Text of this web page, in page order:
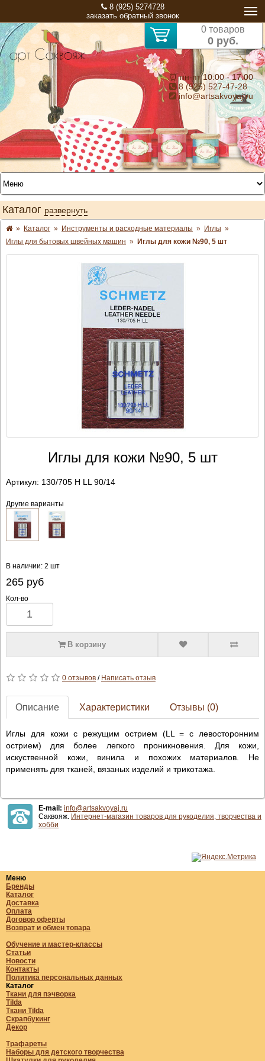
8 (925) 5274728
заказать обратный звонок
0 товаров
0 руб.
⏰ пн-пт 10:00 - 17:00
8 (925) 527-47-28
info@artsakvoyaj.ru
Каталог развернуть
» Каталог » Инструменты и расходные материалы » Иглы »
Иглы для бытовых швейных машин » Иглы для кожи №90, 5 шт
Иглы для кожи №90, 5 шт
Артикул: 130/705 H LL 90/14
Другие варианты
В наличии: 2 шт
265руб
Кол-во
В корзину
0 отзывов/ Написать отзыв
Описание Характеристики Отзывы (0)
Иглы для кожи с режущим острием (LL = с левосторонним
острием) для более легкого проникновения. Для кожи,
искуственной кожи, винила и похожих материалов. Не
применять для тканей, вязаных изделий и трикотажа.
E-mail: info@artsakvoyaj.ru
Саквояж. Интернет-магазин товаров для рукоделия, творчества и
хобби
Меню
Бренды
Каталог
Доставка
Оплата
Договор оферты
Возврат и обмен товара
Обучение и мастер-классы
Статьи
Новости
Контакты
Политика персональных данных
Каталог
Ткани для пэчворка
Tilda
Ткани Tilda
Скрапбукинг
Декор
Трафареты
Наборы для детского творчества